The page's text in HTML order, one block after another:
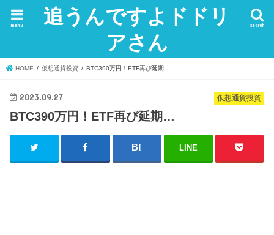
追うんですよドドリ
アさん
search
menu
HOME 仮想通貨投資 BTC390万円！ETF再び延期…
仮想通貨投資
2023.09.27
BTC390万円！ETF再び延期…
LINE